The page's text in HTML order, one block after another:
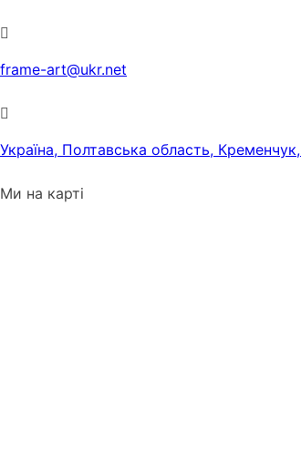
frame-art@ukr.net
Україна, Полтавська область,
Ми на карті